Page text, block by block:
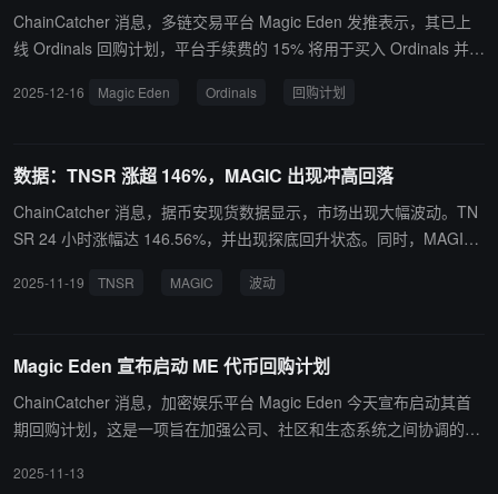
ChainCatcher 消息，多链交易平台 Magic Eden 发推表示，其已上
线 Ordinals 回购计划，平台手续费的 15% 将用于买入 Ordinals 并存
2025-12-16 Magic Eden Ordinals 回购计划
数据：TNSR 涨超 146%，MAGIC 出现冲高回落
ChainCatcher 消息，据币安现货数据显示，市场出现大幅波动。TN
SR 24 小时涨幅达 146.56%，并出现探底回升状态。同时，MAGIC
及本周新低，跌幅 14.29%；XPL、GLMR、TIA、VELODROME、M
2025-11-19 TNSR MAGIC 波动
Magic Eden 宣布启动 ME 代币回购计划
ChainCatcher 消息，加密娱乐平台 Magic Eden 今天宣布启动其首
期回购计划，这是一项旨在加强公司、社区和生态系统之间协调的战
生代币$ME，另外 15%用于在初始生态系统支持计划中从平台上列
2025-11-13